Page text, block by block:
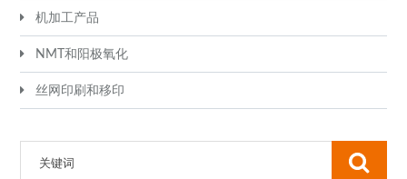
机加工产品
NMT和阳极氧化
丝网印刷和移印